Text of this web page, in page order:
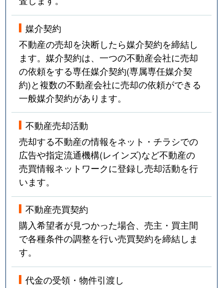
媒介契約
不動産の売却を決断したら媒介契約を締結し
ます。媒介契約は、一つの不動産会社に売却
の依頼をする専任媒介契約(専属専任媒介契
約)と複数の不動産会社に売却の依頼ができる
一般媒介契約があります。
不動産売却活動
売却する不動産の情報をネット・チラシでの
広告や指定流通機構(レインズ)など不動産の
売買情報ネットワークに登録し売却活動を行
います。
不動産売買契約
購入希望者が見つかった場合、売主・買主間
で各種条件の調整を行い売買契約を締結しま
す。
代金の受領・物件引渡し